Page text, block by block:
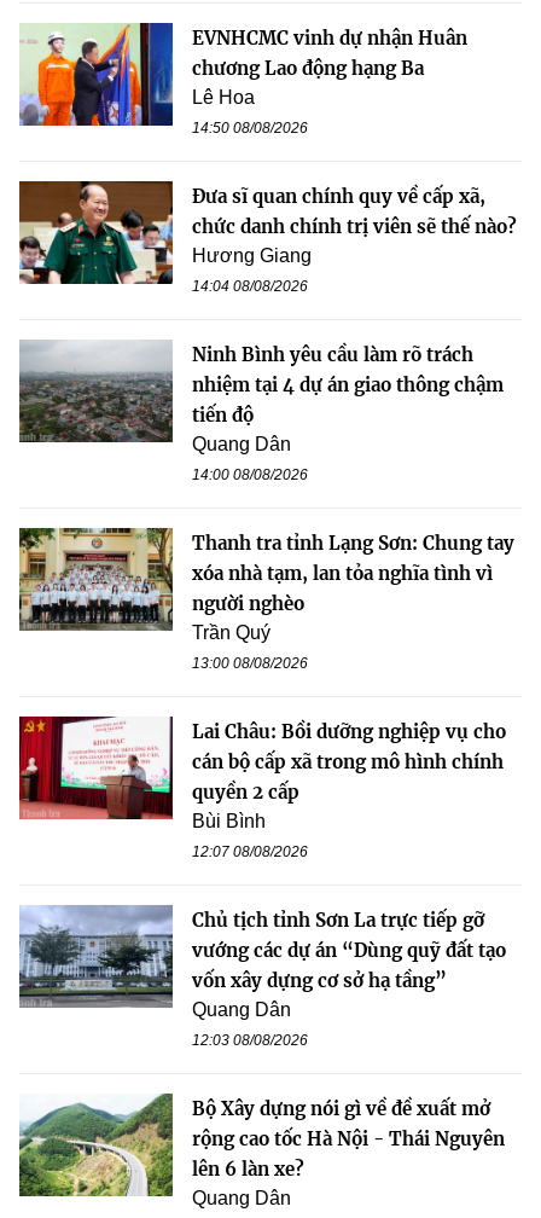
EVNHCMC vinh dự nhận Huân
chương Lao động hạng Ba
Lê Hoa
14:50 08/08/2026
Đưa sĩ quan chính quy về cấp xã,
chức danh chính trị viên sẽ thế nào?
Hương Giang
14:04 08/08/2026
Ninh Bình yêu cầu làm rõ trách
nhiệm tại 4 dự án giao thông chậm
tiến độ
Quang Dân
14:00 08/08/2026
Thanh tra tỉnh Lạng Sơn: Chung tay
xóa nhà tạm, lan tỏa nghĩa tình vì
người nghèo
Trần Quý
13:00 08/08/2026
Lai Châu: Bồi dưỡng nghiệp vụ cho
cán bộ cấp xã trong mô hình chính
quyền 2 cấp
Bùi Bình
12:07 08/08/2026
Chủ tịch tỉnh Sơn La trực tiếp gỡ
vướng các dự án “Dùng quỹ đất tạo
vốn xây dựng cơ sở hạ tầng”
Quang Dân
12:03 08/08/2026
Bộ Xây dựng nói gì về đề xuất mở
rộng cao tốc Hà Nội - Thái Nguyên
lên 6 làn xe?
Quang Dân